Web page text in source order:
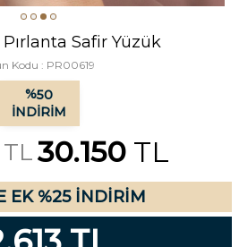
Safir Yüzük
Kodu : PR00619
%50
İNDIRIM
30.150TL
EK %25 İNDİRİM